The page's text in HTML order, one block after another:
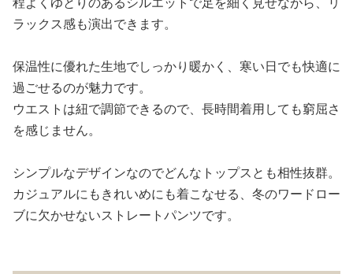
ラックス感も演出できます。
保温性に優れた生地でしっかり暖かく、寒い日でも快適に
過ごせるのが魅力です。
ウエストは紐で調節できるので、長時間着用しても窮屈さ
を感じません。
シンプルなデザインなのでどんなトップスとも相性抜群。
カジュアルにもきれいめにも着こなせる、冬のワードロー
ブに欠かせないストレートパンツです。